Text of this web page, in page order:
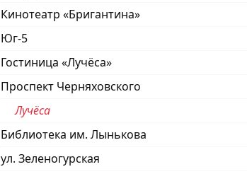
Кинотеатр «Бригантина»
Юг-5
Гостиница «Лучёса»
Проспект Черняховского
Лучёса
Библиотека им. Лынькова
ул. Зеленогурская